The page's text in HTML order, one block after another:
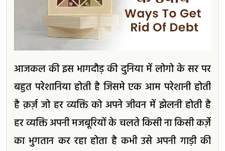
आजकल की इस भागदौड़ की दुनिया में लोगो के सर पर
बहुत परेशानिया होती है जिसमे एक आम परेशानी होती
है क़र्ज़ जो हर व्यक्ति को अपने जीवन में झेलनी होती है
हर व्यक्ति अपनी मजबूरियों के चलते किसी ना किसी कर्ज़े
का भुगतान कर रहा होता है कभी उसे अपनी गाड़ी की